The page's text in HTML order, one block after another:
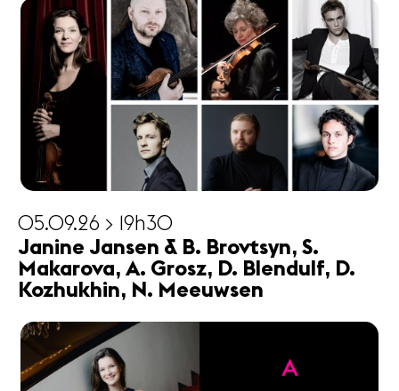
05.09.26 > 19h30
Janine Jansen & B. Brovtsyn, S.
Makarova, A. Grosz, D. Blendulf, D.
Kozhukhin, N. Meeuwsen